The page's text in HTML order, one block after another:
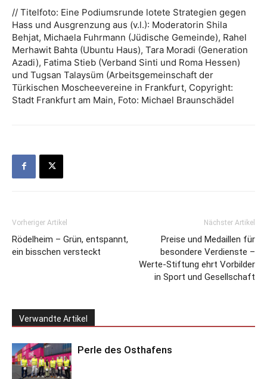
// Titelfoto: Eine Podiumsrunde lotete Strategien gegen
Hass und Ausgrenzung aus (v.l.): Moderatorin Shila
Behjat, Michaela Fuhrmann (Jüdische Gemeinde), Rahel
Merhawit Bahta (Ubuntu Haus), Tara Moradi (Generation
Azadi), Fatima Stieb (Verband Sinti und Roma Hessen)
und Tugsan Talaysüm (Arbeitsgemeinschaft der
Türkischen Moscheevereine in Frankfurt, Copyright:
Stadt Frankfurt am Main, Foto: Michael Braunschädel
Vorheriger Artikel
Rödelheim – Grün, entspannt,
ein bisschen versteckt
Nächster Artikel
Preise und Medaillen für
besondere Verdienste –
Werte-Stiftung ehrt Vorbilder
in Sport und Gesellschaft
Verwandte Artikel
Perle des Osthafens